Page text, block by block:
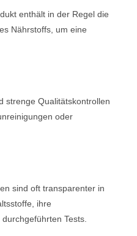
enthält in der Regel die
Nährstoffs, um eine
strenge Qualitätskontrollen
oder
sind oft transparenter in
ihre
Tests.